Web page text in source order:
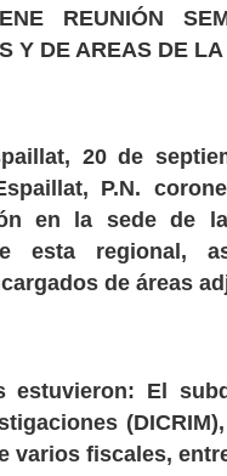
REUNIÓN
Y DE AREAS DE
20 de
P.N.
en la sede de
esta
de áreas
estuvieron: El
varios fiscales,